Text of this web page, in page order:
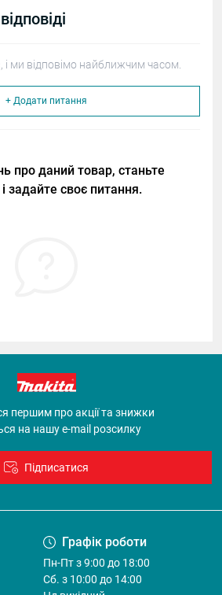
і ми відповімо найближчим часом.
+ Додати питання
про даний товар, станьте
задайте своє питання.
першим про акції та знижки
на нашу e-mail розсилку
Підписатися
Графік роботи
Пн-Пт з 9:00 до 18:00
Cб. з 10:00 до 14:00